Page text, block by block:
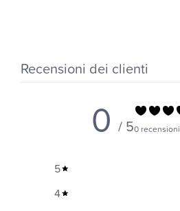
Recensioni dei clienti
0 / 50 recensioni
5
4